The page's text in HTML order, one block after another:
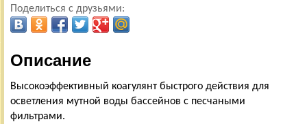
Поделиться с друзьями:
Описание
Высокоэффективный коагулянт быстрого действия для
осветления мутной воды бассейнов с песчаными
фильтрами.